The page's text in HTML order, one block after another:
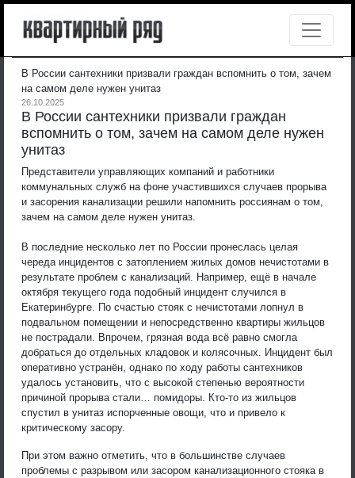
В России сантехники призвали граждан вспомнить о том, зачем
на самом деле нужен унитаз
26.10.2025
В России сантехники призвали граждан
вспомнить о том, зачем на самом деле нужен
унитаз
Представители управляющих компаний и работники
коммунальных служб на фоне участившихся случаев прорыва
и засорения канализации решили напомнить россиянам о том,
зачем на самом деле нужен унитаз.
В последние несколько лет по России пронеслась целая
череда инцидентов с затоплением жилых домов нечистотами в
результате проблем с канализаций. Например, ещё в начале
октября текущего года подобный инцидент случился в
Екатеринбурге. По счастью стояк с нечистотами лопнул в
подвальном помещении и непосредственно квартиры жильцов
не пострадали. Впрочем, грязная вода всё равно смогла
добраться до отдельных кладовок и колясочных. Инцидент был
оперативно устранён, однако по ходу работы сантехников
удалось установить, что с высокой степенью вероятности
причиной прорыва стали… помидоры. Кто-то из жильцов
спустил в унитаз испорченные овощи, что и привело к
критическому засору.
При этом важно отметить, что в большинстве случаев
проблемы с разрывом или засором канализационного стояка в